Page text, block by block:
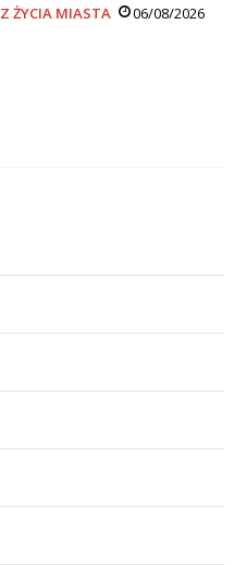
Z ŻYCIA MIASTA 06/08/2026